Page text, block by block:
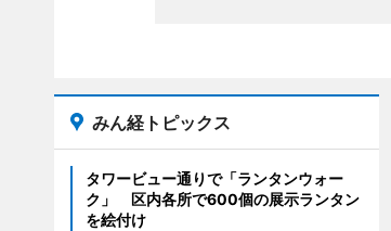
みん経トピックス
タワービュー通りで「ランタンウォー
ク」 区内各所で600個の展示ランタン
を絵付け